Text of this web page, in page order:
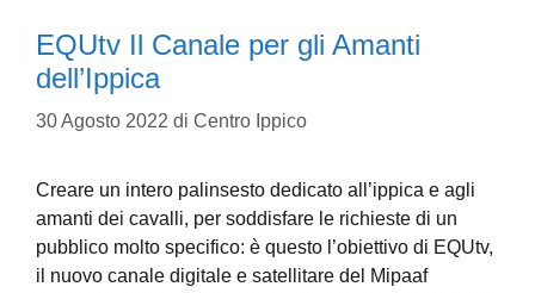
EQUtv Il Canale per gli Amanti
dell’Ippica
30 Agosto 2022 di Centro Ippico
Creare un intero palinsesto dedicato all’ippica e agli
amanti dei cavalli, per soddisfare le richieste di un
pubblico molto specifico: è questo l’obiettivo di EQUtv,
il nuovo canale digitale e satellitare del Mipaaf